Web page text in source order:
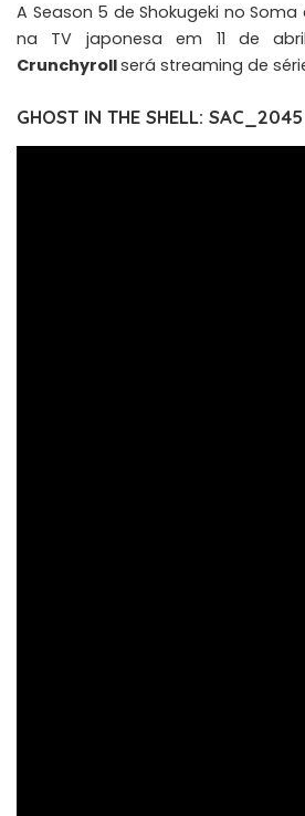
A Season 5 de Shokugeki no
na TV japonesa em 11 de
Crunchyrollserá streaming de
GHOST IN THE SHELL: SAC_2045